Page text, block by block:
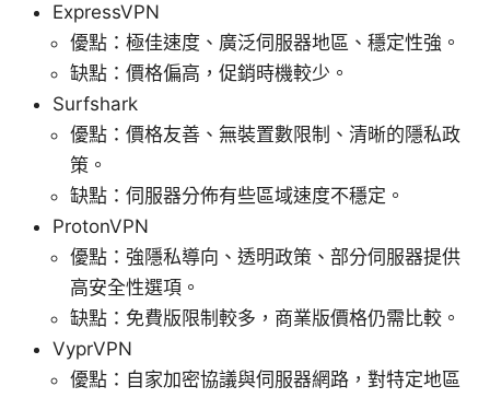
ExpressVPN
優點：極佳速度、廣泛伺服器地區、穩定性強。
缺點：價格偏高，促銷時機較少。
Surfshark
優點：價格友善、無裝置數限制、清晰的隱私政
策。
缺點：伺服器分佈有些區域速度不穩定。
ProtonVPN
優點：強隱私導向、透明政策、部分伺服器提供
高安全性選項。
缺點：免費版限制較多，商業版價格仍需比較。
VyprVPN
優點：自家加密協議與伺服器網路，對特定地區